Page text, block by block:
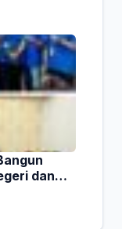
dan